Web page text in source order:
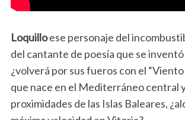
Loquilloese personaje del
del cantante de poesía que se
¿volverá por sus fueros con el “Viento
que nace en el Mediterráneo central
proximidades de las Islas Baleares,